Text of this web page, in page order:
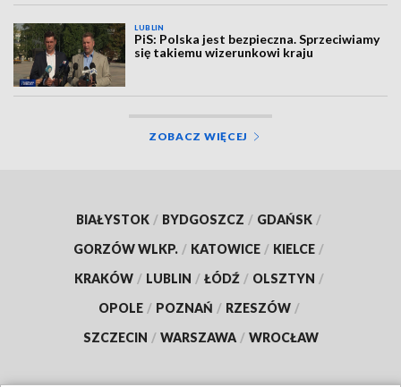
LUBLIN
PiS: Polska jest bezpieczna. Sprzeciwiamy
się takiemu wizerunkowi kraju
ZOBACZ WIĘCEJ
BIAŁYSTOK / BYDGOSZCZ / GDAŃSK /
GORZÓW WLKP. / KATOWICE / KIELCE /
KRAKÓW / LUBLIN / ŁÓDŹ / OLSZTYN /
OPOLE / POZNAŃ / RZESZÓW /
SZCZECIN / WARSZAWA / WROCŁAW